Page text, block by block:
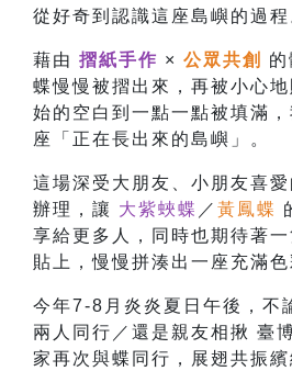
從好奇到認識這座島嶼的過程
藉由 摺紙手作 × 公眾共創
蝶慢慢被摺出來，再被小心
始的空白到一點一點被填滿
座「正在長出來的島嶼」。
這場深受大朋友、小朋友喜
辦理，讓 大紫蛺蝶 ／ 黃鳳蝶
享給更多人，同時也期待著一
貼上，慢慢拼湊出一座充滿色
今年7-8月炎炎夏日午後，不
兩人同行／還是親友相揪 臺
家再次與蝶同行，展翅共振繽